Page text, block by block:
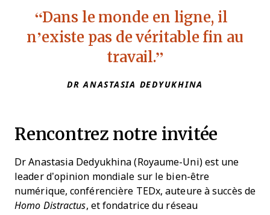
Dans le monde en ligne, il
n’existe pas de véritable fin au
travail.
DR ANASTASIA DEDYUKHINA
Rencontrez notre invitée
Dr Anastasia Dedyukhina (Royaume-Uni) est une
leader d’opinion mondiale sur le bien-être
numérique, conférencière TEDx, auteure à succès de
Homo Distractus, et fondatrice du réseau